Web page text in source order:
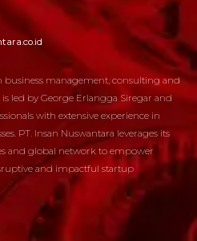
business management, consulting and
led by George Erlangga Siregar and
with extensive experience in
PT. Insan Nuswantara leverages its
and global network to empower
and impactful startup